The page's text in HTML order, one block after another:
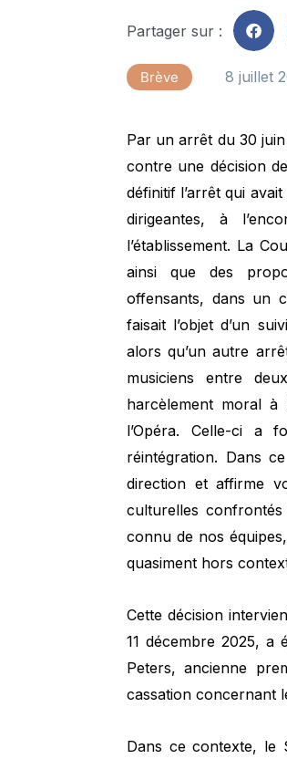
Partager sur :
Brève 8 juillet
Par un arrêt du 30
contre une décision
définitif l’arrêt qui
dirigeantes, à
l’établissement. La
ainsi que des
offensants, dans un
faisait l’objet d’un
alors qu’un autre
musiciens entre
harcèlement moral à
l’Opéra. Celle-ci a
réintégration. Dans
direction et affirme
culturelles
connu de nos
quasiment hors
Cette décision
11 décembre 2025, a
Peters, ancienne
cassation concernant
Dans ce contexte, le